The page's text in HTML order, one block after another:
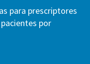
para prescriptores
por